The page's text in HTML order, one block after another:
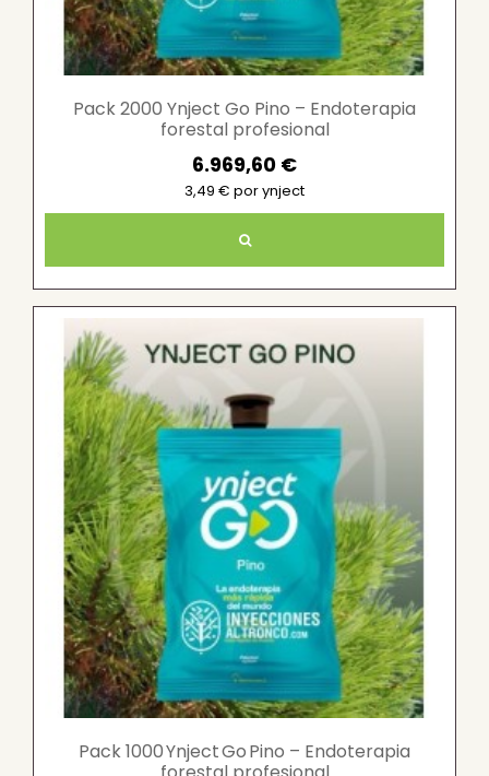
Pack 2000 Ynject Go Pino – Endoterapia
forestal profesional
6.969,60 €
3,49 € por ynject
Pack 1000 Ynject Go Pino – Endoterapia